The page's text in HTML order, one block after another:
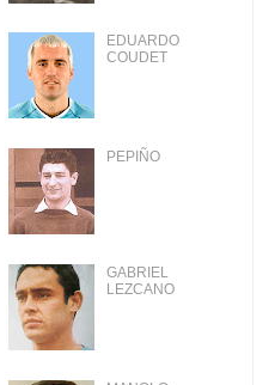
EDUARDO
COUDET
PEPIÑO
GABRIEL
LEZCANO